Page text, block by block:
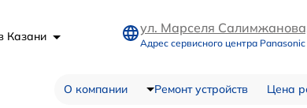
Казани
ул. Марселя
Адрес сервисного центра Panasonic
О компании Ремонт устройств Цена